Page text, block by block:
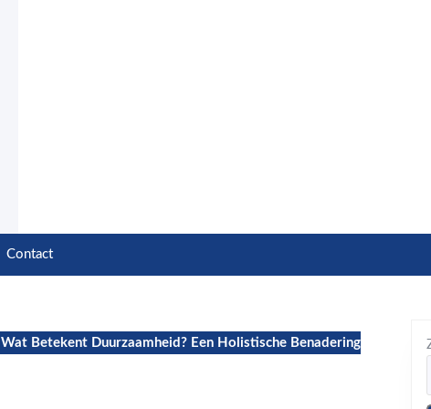
Contact
Wat Betekent Duurzaamheid? Een Holistische Benadering